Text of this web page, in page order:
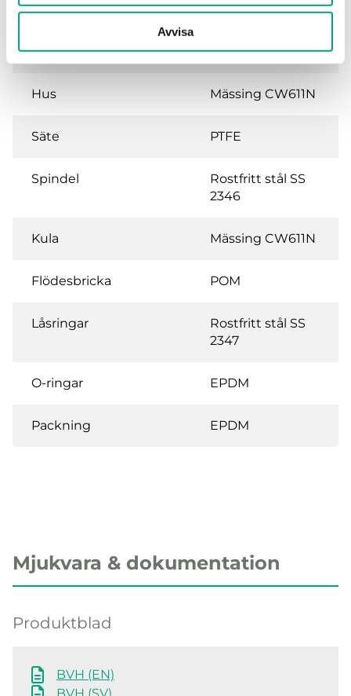
Avvisa
Vridningsvinkel 90 °
Media temperatur -5…120 °C
Hus Mässing CW611N
Säte PTFE
Spindel
Rostfritt stål SS
2346
Kula Mässing CW611N
Flödesbricka POM
Låsringar
Rostfritt stål SS
2347
O-ringar EPDM
Packning EPDM
Mjukvara & dokumentation
Produktblad
BVH (EN)